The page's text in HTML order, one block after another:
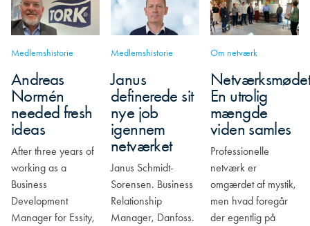
Medlemshistorie
Andreas
Normén
needed fresh
ideas
After three years of
working as a
Business
Development
Manager for Essity,
Medlemshistorie
Janus
definerede sit
nye job
igennem
netværket
Janus Schmidt-
Sorensen. Business
Relationship
Manager, Danfoss.
Om netværk
En utrolig
mængde
viden samles
Professionelle
netværk er
omgærdet af mystik,
men hvad foregår
der egentlig på